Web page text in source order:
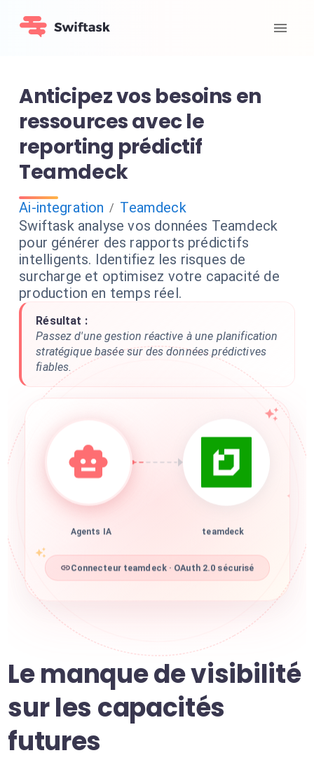
Anticipez vos besoins en
ressources avec le
reporting prédictif
Teamdeck
Ai-integration / Teamdeck
Swiftask analyse vos données Teamdeck
pour générer des rapports prédictifs
intelligents. Identifiez les risques de
surcharge et optimisez votre capacité de
production en temps réel.
Résultat :
Passez d'une gestion réactive à une planification
stratégique basée sur des données prédictives
fiables.
Agents IA teamdeck
Connecteur teamdeck · OAuth 2.0 sécurisé
Le manque de visibilité
sur les capacités
futures